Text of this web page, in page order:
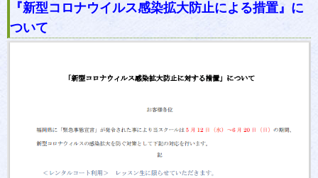
『新型コロナウイルス感染拡大防止による措置』に
ついて